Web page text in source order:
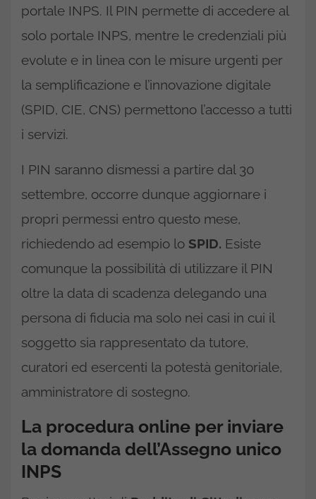
portale INPS. Il PIN permette di accedere al
solo portale INPS, mentre le credenziali più
evolute e in linea con le misure urgenti per
la semplificazione e l’innovazione digitale
(SPID, CIE, CNS) permettono l’accesso a tutti
i servizi.
I PIN saranno dismessi a partire dal 30
settembre, occorre dunque aggiornare i
propri permessi entro questo mese,
richiedendo ad esempio lo SPID. Esiste
comunque la possibilità di utilizzare il PIN
oltre la data di scadenza delegando una
persona di fiducia ma solo nei casi in cui il
soggetto sia rappresentato da tutore,
curatori ed esercenti la potestà genitoriale,
amministratore di sostegno.
La procedura online per inviare
la domanda dell’Assegno unico
INPS